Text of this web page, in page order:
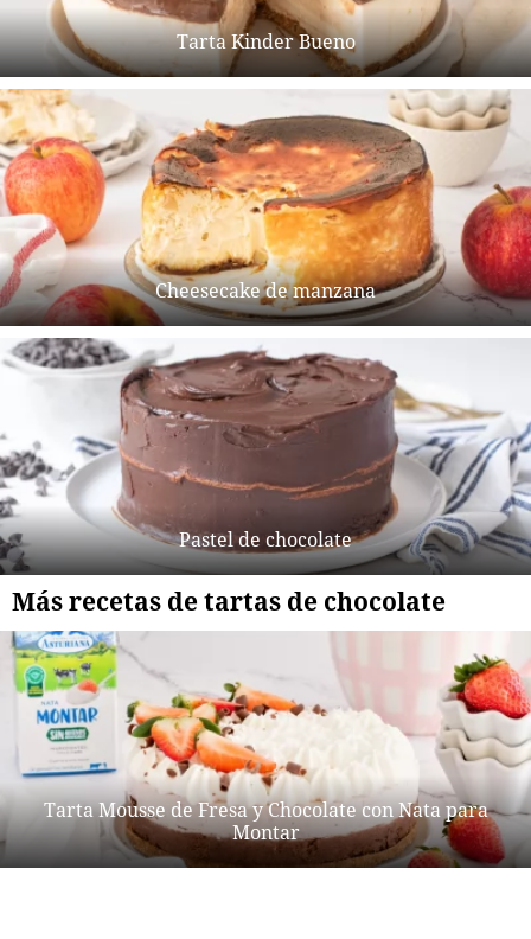
Tarta Kinder Bueno
Cheesecake de manzana
Pastel de chocolate
Más recetas de tartas de chocolate
Tarta Mousse de Fresa y Chocolate con Nata para
Montar